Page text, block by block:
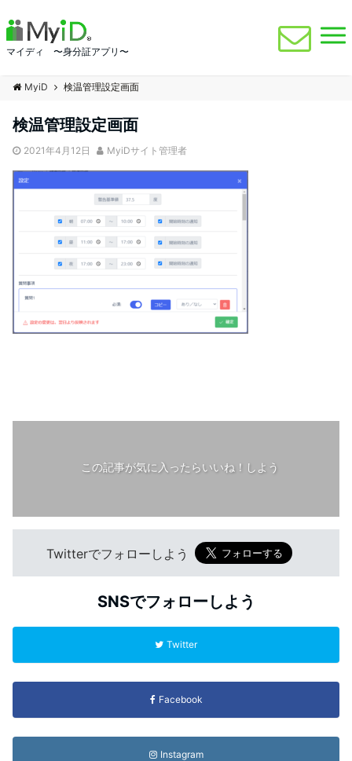
マイディ 〜身分証アプリ〜
MyiD 検温管理設定画面
検温管理設定画面
2021年4月12日 MyiDサイト管理者
この記事が気に入ったらいいね！しよう
Twitterでフォローしよう
SNSでフォローしよう
Twitter
Facebook
Instagram